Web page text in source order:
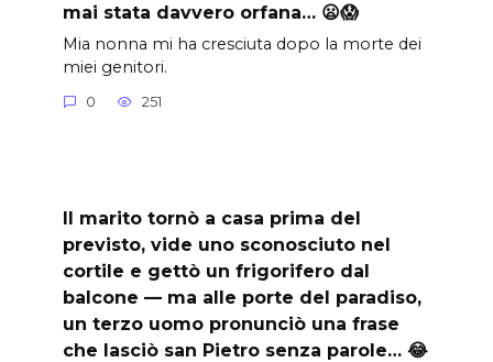
mai stata davvero orfana… 😦😱
Mia nonna mi ha cresciuta dopo la morte dei
miei genitori.
0 251
Il marito tornò a casa prima del
previsto, vide uno sconosciuto nel
cortile e gettò un frigorifero dal
balcone — ma alle porte del paradiso,
un terzo uomo pronunciò una frase
che lasciò san Pietro senza parole… 😂